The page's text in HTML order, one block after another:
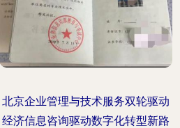
北京企业管理与技术服务双轮驱动
经济信息咨询驱动数字化转型新路